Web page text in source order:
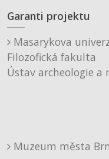
Garanti projektu
Masarykova
Filozofická fakulta
Ústav archeologie a
Muzeum města